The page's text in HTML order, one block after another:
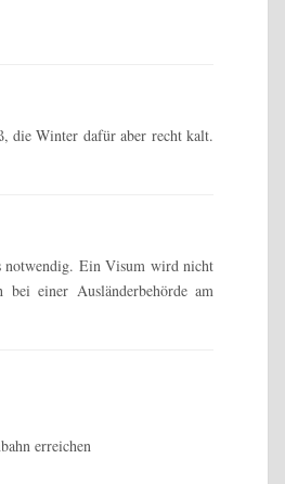
die Winter dafür aber recht kalt.
notwendig. Ein Visum wird nicht
einer Ausländerbehörde am
erreichen